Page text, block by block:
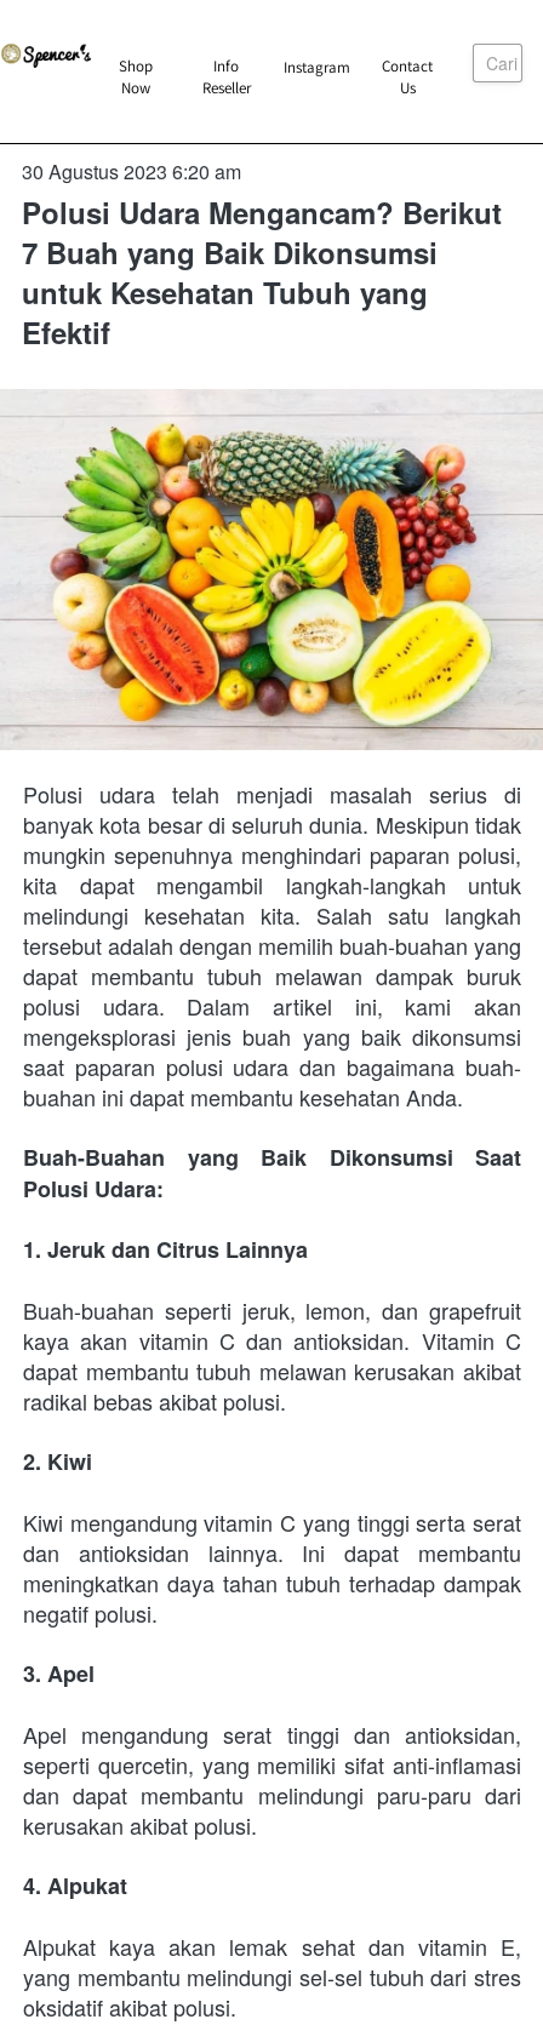
`
Shop
Now
` Info
Reseller
`Instagram `
Contact
Us
Cari
30 Agustus 2023 6:20 am
Polusi Udara Mengancam? Berikut
7 Buah yang Baik Dikonsumsi
untuk Kesehatan Tubuh yang
Efektif
Polusi udara telah menjadi masalah serius di
banyak kota besar di seluruh dunia. Meskipun tidak
mungkin sepenuhnya menghindari paparan polusi,
kita dapat mengambil langkah-langkah untuk
melindungi kesehatan kita. Salah satu langkah
tersebut adalah dengan memilih buah-buahan yang
dapat membantu tubuh melawan dampak buruk
polusi udara. Dalam artikel ini, kami akan
mengeksplorasi jenis buah yang baik dikonsumsi
saat paparan polusi udara dan bagaimana buah-
buahan ini dapat membantu kesehatan Anda.
Buah-Buahan yang Baik Dikonsumsi Saat
Polusi Udara:
1. Jeruk dan Citrus Lainnya
Buah-buahan seperti jeruk, lemon, dan grapefruit
kaya akan vitamin C dan antioksidan. Vitamin C
dapat membantu tubuh melawan kerusakan akibat
radikal bebas akibat polusi.
2. Kiwi
Kiwi mengandung vitamin C yang tinggi serta serat
dan antioksidan lainnya. Ini dapat membantu
meningkatkan daya tahan tubuh terhadap dampak
negatif polusi.
3. Apel
Apel mengandung serat tinggi dan antioksidan,
seperti quercetin, yang memiliki sifat anti-inflamasi
dan dapat membantu melindungi paru-paru dari
kerusakan akibat polusi.
4. Alpukat
Alpukat kaya akan lemak sehat dan vitamin E,
yang membantu melindungi sel-sel tubuh dari stres
oksidatif akibat polusi.